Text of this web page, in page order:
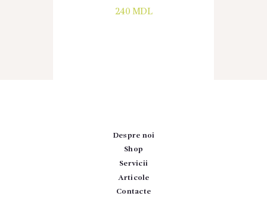
240 MDL
Despre noi
Shop
Servicii
Articole
Contacte